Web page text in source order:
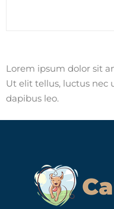
Lorem ipsum dolor sit
Ut elit tellus, luctus nec
dapibus leo.